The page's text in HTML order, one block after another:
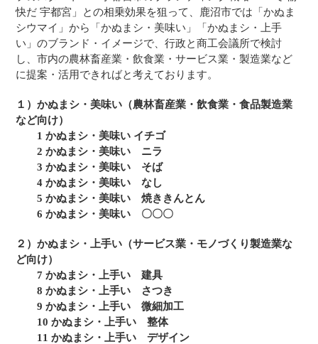
快だ 宇都宮」との相乗効果を狙って、鹿沼市では「かぬま
シウマイ」から「かぬまシ・美味い」「かぬまシ・上手
い」のブランド・イメージで、行政と商工会議所で検討
し、市内の農林畜産業・飲食業・サービス業・製造業など
に提案・活用できればと考えております。
１）かぬまシ・美味い（農林畜産業・飲食業・食品製造業
など向け）
1 かぬまシ・美味い イチゴ
2 かぬまシ・美味い ニラ
3 かぬまシ・美味い そば
4 かぬまシ・美味い なし
5 かぬまシ・美味い 焼ききんとん
6 かぬまシ・美味い 〇〇〇
２）かぬまシ・上手い（サービス業・モノづくり製造業な
ど向け）
7 かぬまシ・上手い 建具
8 かぬまシ・上手い さつき
9 かぬまシ・上手い 微細加工
10 かぬまシ・上手い 整体
11 かぬまシ・上手い デザイン